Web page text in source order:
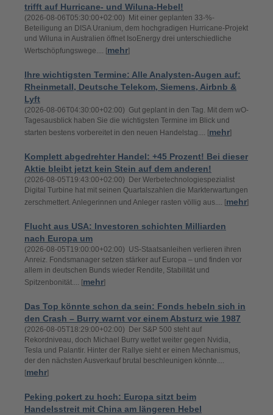
trifft auf Hurricane- und Wiluna-Hebel!
(2026-08-06T05:30:00+02:00) Mit einer geplanten 33-%-
Beteiligung an DISA Uranium, dem hochgradigen Hurricane-Projekt
und Wiluna in Australien öffnet IsoEnergy drei unterschiedliche
Wertschöpfungswege.... [mehr]
Ihre wichtigsten Termine: Alle Analysten-Augen auf:
Rheinmetall, Deutsche Telekom, Siemens, Airbnb &
Lyft
(2026-08-06T04:30:00+02:00) Gut geplant in den Tag. Mit dem wO-
Tagesausblick haben Sie die wichtigsten Termine im Blick und
starten bestens vorbereitet in den neuen Handelstag.... [mehr]
Komplett abgedrehter Handel: +45 Prozent! Bei dieser
Aktie bleibt jetzt kein Stein auf dem anderen!
(2026-08-05T19:43:00+02:00) Der Werbetechnologiespezialist
Digital Turbine hat mit seinen Quartalszahlen die Markterwartungen
zerschmettert. Anlegerinnen und Anleger rasten völlig aus.... [mehr]
Flucht aus USA: Investoren schichten Milliarden
nach Europa um
(2026-08-05T19:00:00+02:00) US-Staatsanleihen verlieren ihren
Anreiz. Fondsmanager setzen stärker auf Europa – und finden vor
allem in deutschen Bunds wieder Rendite, Stabilität und
Spitzenbonität.... [mehr]
Das Top könnte schon da sein: Fonds hebeln sich in
den Crash – Burry warnt vor einem Absturz wie 1987
(2026-08-05T18:29:00+02:00) Der S&P 500 steht auf
Rekordniveau, doch Michael Burry wettet weiter gegen Nvidia,
Tesla und Palantir. Hinter der Rallye sieht er einen Mechanismus,
der den nächsten Ausverkauf brutal beschleunigen könnte....
[mehr]
Peking pokert zu hoch: Europa sitzt beim
Handelsstreit mit China am längeren Hebel